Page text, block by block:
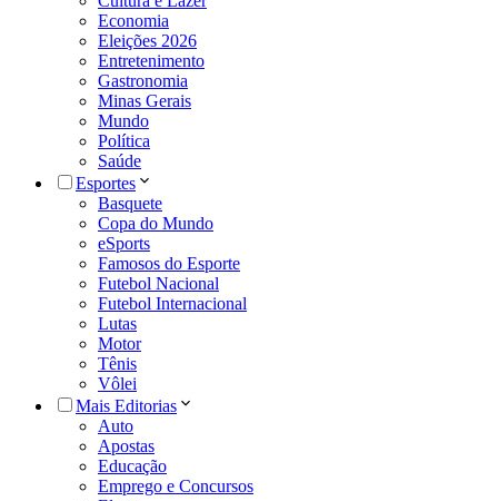
Economia
Eleições 2026
Entretenimento
Gastronomia
Minas Gerais
Mundo
Política
Saúde
Esportes
Basquete
Copa do Mundo
eSports
Famosos do Esporte
Futebol Nacional
Futebol Internacional
Lutas
Motor
Tênis
Vôlei
Mais Editorias
Auto
Apostas
Educação
Emprego e Concursos